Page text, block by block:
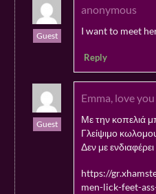
Guest
anonymous
I want to meet
Reply
Guest
Emma, love you
Με την κοπελιά
Γλείψιμο
Δεν με ενδιαφέρει
https://
men-lick-feet-